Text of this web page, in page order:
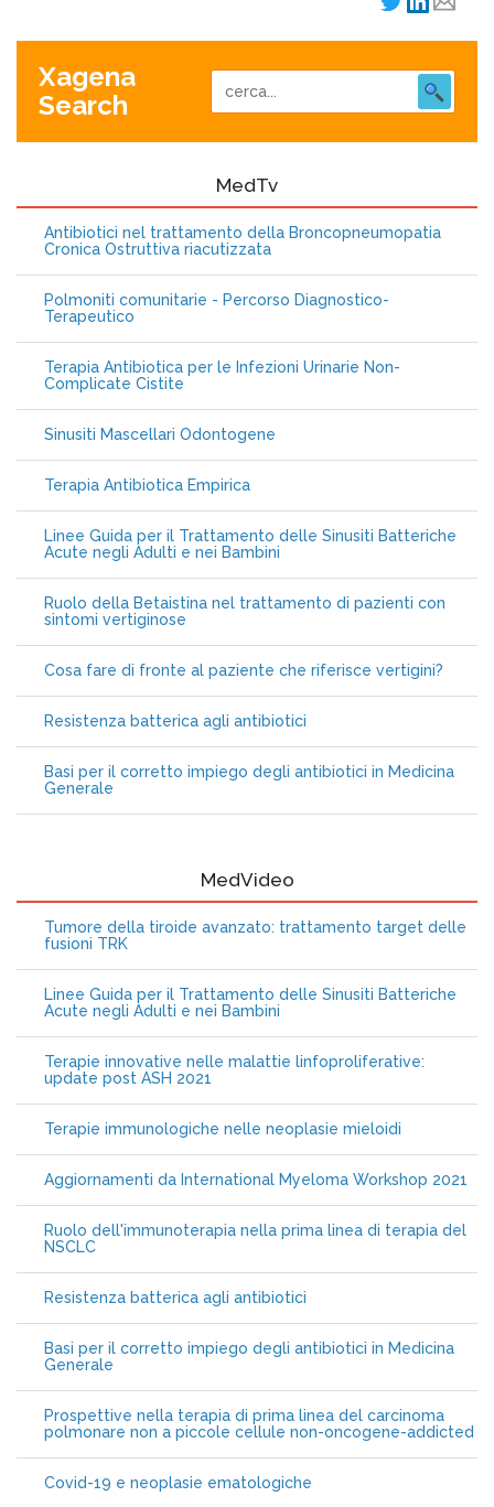
Xagena
Search
MedTv
Antibiotici nel trattamento della Broncopneumopatia
Cronica Ostruttiva riacutizzata
Polmoniti comunitarie - Percorso Diagnostico-
Terapeutico
Terapia Antibiotica per le Infezioni Urinarie Non-
Complicate Cistite
Sinusiti Mascellari Odontogene
Terapia Antibiotica Empirica
Linee Guida per il Trattamento delle Sinusiti Batteriche
Acute negli Adulti e nei Bambini
Ruolo della Betaistina nel trattamento di pazienti con
sintomi vertiginose
Cosa fare di fronte al paziente che riferisce vertigini?
Resistenza batterica agli antibiotici
Basi per il corretto impiego degli antibiotici in Medicina
Generale
MedVideo
Tumore della tiroide avanzato: trattamento target delle
fusioni TRK
Linee Guida per il Trattamento delle Sinusiti Batteriche
Acute negli Adulti e nei Bambini
Terapie innovative nelle malattie linfoproliferative:
update post ASH 2021
Terapie immunologiche nelle neoplasie mieloidi
Aggiornamenti da International Myeloma Workshop 2021
Ruolo dell'immunoterapia nella prima linea di terapia del
NSCLC
Resistenza batterica agli antibiotici
Basi per il corretto impiego degli antibiotici in Medicina
Generale
Prospettive nella terapia di prima linea del carcinoma
polmonare non a piccole cellule non-oncogene-addicted
Covid-19 e neoplasie ematologiche